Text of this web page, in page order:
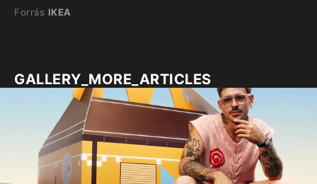
Forrás IKEA
GALLERY_MORE_ARTICLES